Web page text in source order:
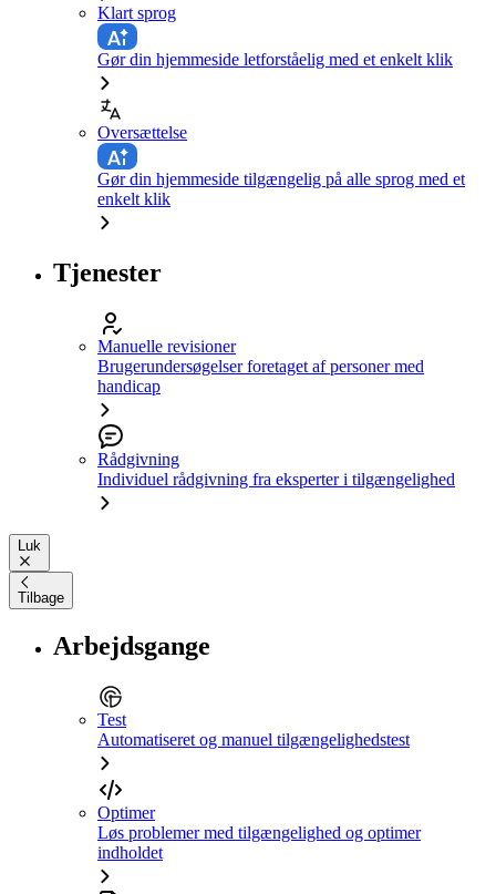
Klart sprog
Gør din hjemmeside letforståelig med et enkelt klik
Oversættelse
Gør din hjemmeside tilgængelig på alle sprog med et
enkelt klik
Tjenester
Manuelle revisioner
Brugerundersøgelser foretaget af personer med
handicap
Rådgivning
Individuel rådgivning fra eksperter i tilgængelighed
Luk
Tilbage
Arbejdsgange
Test
Automatiseret og manuel tilgængelighedstest
Optimer
Løs problemer med tilgængelighed og optimer
indholdet